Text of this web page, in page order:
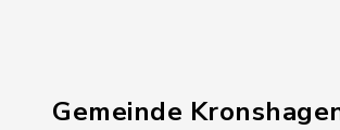
Gemeinde